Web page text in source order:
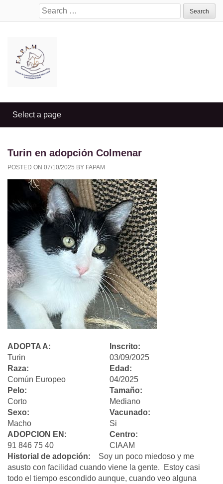
Search
for:
Turin en adopción Colmenar
POSTED ON 07/10/2025 BY FAPAM
ADOPTA A:
Turin
Inscrito:
03/09/2025
Raza:
Común Europeo
Edad:
04/2025
Pelo:
Corto
Tamaño:
Mediano
Sexo:
Macho
Vacunado:
Si
ADOPCION EN:
91 846 75 40
Centro:
CIAAM
Historial de adopción:
Soy un poco miedoso y me
asusto con facilidad cuando viene la gente. Estoy casi
todo el tiempo escondido aunque, cuando veo alguna